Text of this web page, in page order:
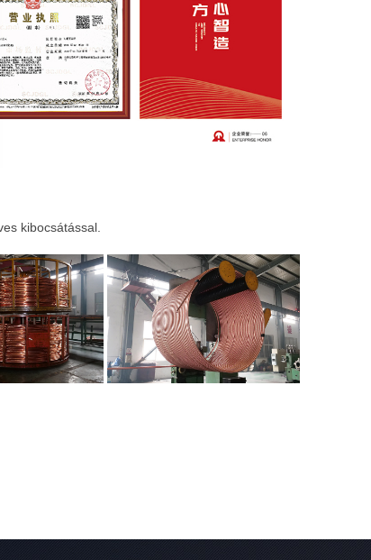
kibocsátással.